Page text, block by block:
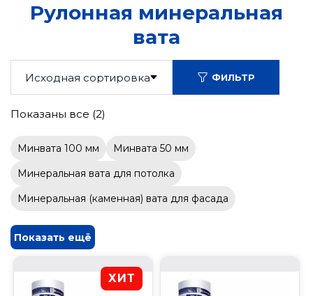
Рулонная минеральная
вата
ФИЛЬТР
Показаны все (2)
Минвата 100 мм
Минвата 50 мм
Минеральная вата для потолка
Минеральная (каменная) вата для фасада
Показать ещё
ХИТ